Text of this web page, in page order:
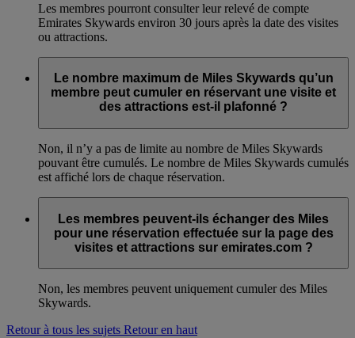
Les membres pourront consulter leur relevé de compte
Emirates Skywards environ 30 jours après la date des visites
ou attractions.
Le nombre maximum de Miles Skywards qu’un
membre peut cumuler en réservant une visite et
des attractions est-il plafonné ?
Non, il n’y a pas de limite au nombre de Miles Skywards
pouvant être cumulés. Le nombre de Miles Skywards cumulés
est affiché lors de chaque réservation.
Les membres peuvent-ils échanger des Miles
pour une réservation effectuée sur la page des
visites et attractions sur emirates.com ?
Non, les membres peuvent uniquement cumuler des Miles
Skywards.
Retour à tous les sujets Retour en haut